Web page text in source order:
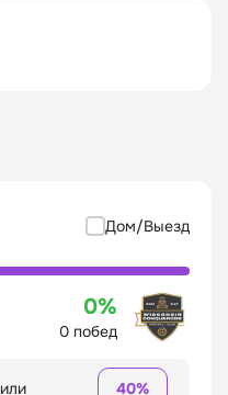
Дом/Выезд
0%
0 побед
40%